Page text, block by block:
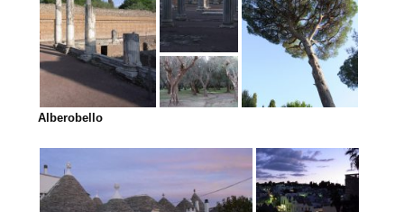
Alberobello